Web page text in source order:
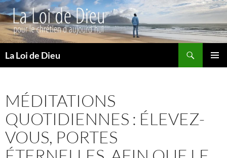
La Loi de Dieu
MÉDITATIONS
QUOTIDIENNES : ÉLEVEZ-
VOUS, PORTES